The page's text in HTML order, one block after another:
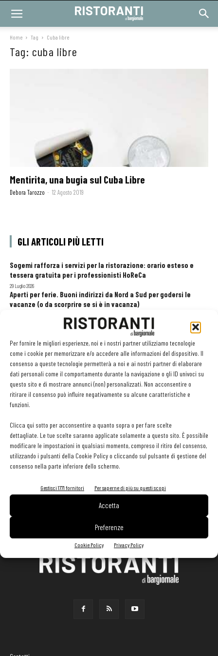
Per fornire le migliori esperienze, noi e i nostri partner utilizziamo tecnologie
come i cookie per memorizzare e/o accedere alle informazioni del dispositivo. Il
consenso a queste tecnologie permetterà a noi e ai nostri partner di elaborare
dati personali come il comportamento durante la navigazione o gli ID univoci su
questo sito e di mostrare annunci (non) personalizzati. Non acconsentire o
ritirare il consenso può influire negativamente su alcune caratteristiche e
funzioni.
Clicca qui sotto per acconsentire a quanto sopra o per fare scelte
dettagliate. Le tue scelte saranno applicate solamente a questo sito. È possibile
modificare le impostazioni in qualsiasi momento, compreso il ritiro del consenso,
utilizzando i pulsanti della Cookie Policy o cliccando sul pulsante di gestione del
consenso nella parte inferiore dello schermo.
Gestisci 1771 fornitori Per saperne di più su questi scopi
Accetta
Preferenze
Cookie Policy Privacy Policy
Home Tag Cuba libre
Tag: cuba libre
Mentirita, una bugia sul Cuba Libre
Debora Tarozzo - 12 Agosto 2019
GLI ARTICOLI PIÙ LETTI
Sogemi rafforza i servizi per la ristorazione: orario esteso e
tessera gratuita per i professionisti HoReCa
29 Luglio 2026
Aperti per ferie. Buoni indirizzi da Nord a Sud per godersi le
vacanze (o da scorprire se si è in vacanza)
Pos, compagni di gestione. Le ultime soluzioni delle aziende
EDICOLA WEB